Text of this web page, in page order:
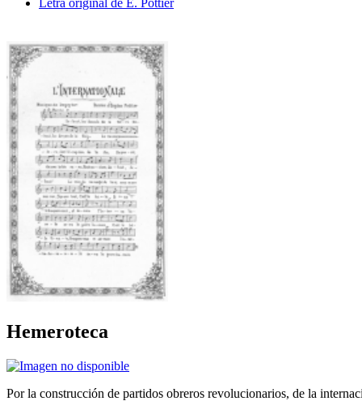
Hemeroteca
Por la construcción de partidos obreros revolucionarios, de la